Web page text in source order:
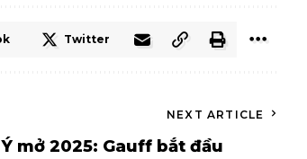
Twitter
NEXT ARTICLE
Ý mở 2025: Gauff bắt đầu